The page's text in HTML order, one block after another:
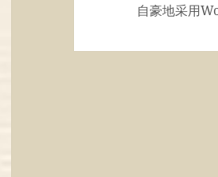
自豪地采用